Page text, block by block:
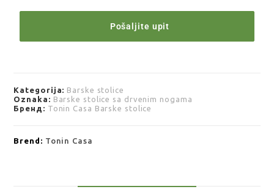
Pošaljite upit
Kategorija: Barske stolice
Oznaka: Barske stolice sa drvenim nogama
Бренд: Tonin Casa Barske stolice
Brend: Tonin Casa